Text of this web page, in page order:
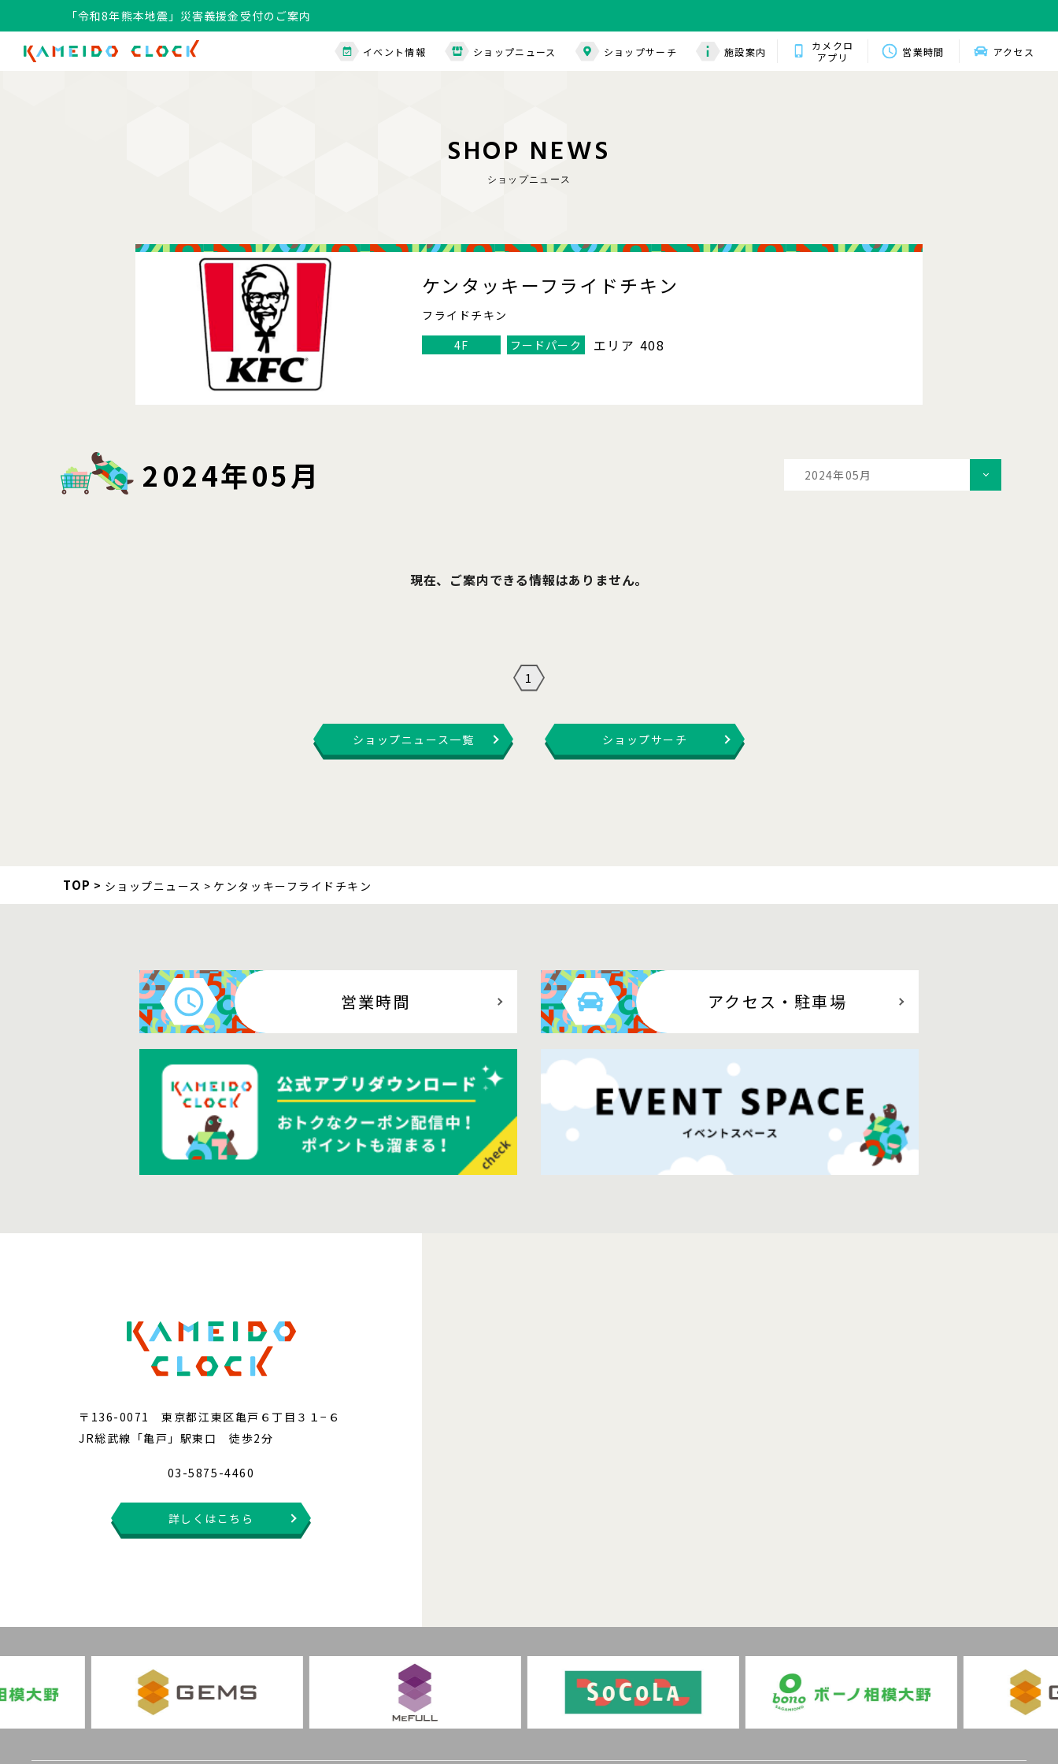
「令和8年熊本地震」災害義援金受付のご案内
イベント情報 ショップニュース ショップサーチ 施設案内
カメクロ
アプリ
営業時間 アクセス
SHOP NEWS
ショップニュース
ケンタッキーフライドチキン
フライドチキン
4F
フードパーク エリア 408
2024年05月
2024年05月
現在、ご案内できる情報はありません。
1
ショップニュース一覧 ショップサーチ
TOP ショップニュース ケンタッキーフライドチキン
営業時間 アクセス ・駐車場
〒136-0071 東京都江東区亀戸６丁目３１−６
JR総武線「亀戸」駅東口 徒歩2分
03-5875-4460
詳しくはこちら